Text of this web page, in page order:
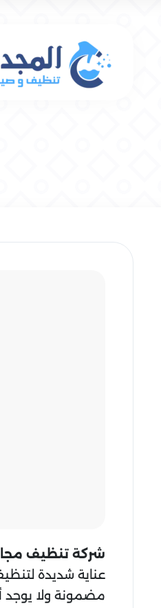
شركة تنظيف
عناية شديدة
مضمونة ولا يوجد